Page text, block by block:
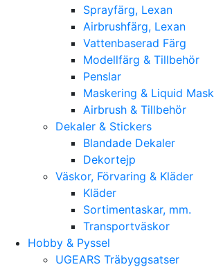
Sprayfärg, Lexan
Airbrushfärg, Lexan
Vattenbaserad Färg
Modellfärg & Tillbehör
Penslar
Maskering & Liquid Mask
Airbrush & Tillbehör
Dekaler & Stickers
Blandade Dekaler
Dekortejp
Väskor, Förvaring & Kläder
Kläder
Sortimentaskar, mm.
Transportväskor
Hobby & Pyssel
UGEARS Träbyggsatser